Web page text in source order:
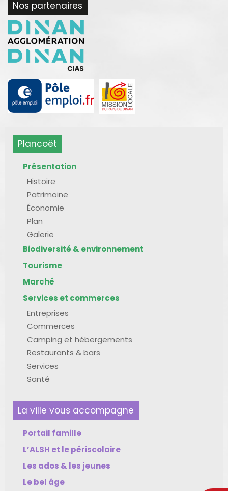
Nos partenaires
Plancoët
Présentation
Histoire
Patrimoine
Économie
Plan
Galerie
Biodiversité & environnement
Tourisme
Marché
Services et commerces
Entreprises
Commerces
Camping et hébergements
Restaurants & bars
Services
Santé
La ville vous accompagne
Portail famille
L’ALSH et le périscolaire
Les ados & les jeunes
Le bel âge